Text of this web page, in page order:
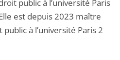
public à l’université Paris
est depuis 2023 maître
à l’université Paris 2